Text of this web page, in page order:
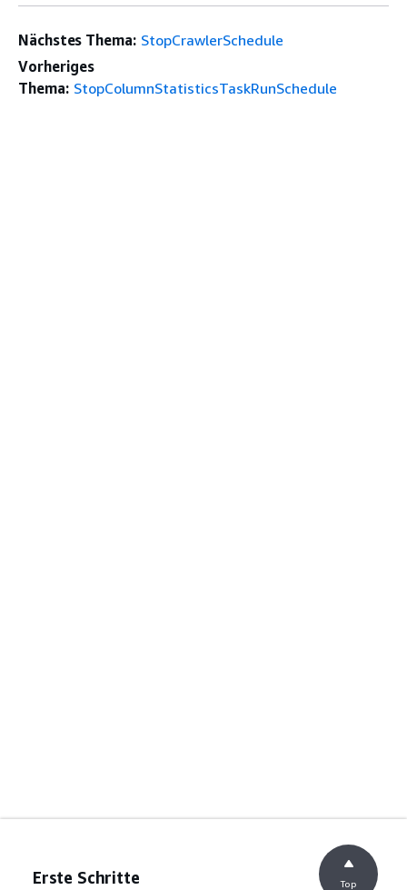
Nächstes Thema: StopCrawlerSchedule
Vorheriges
Thema: StopColumnStatisticsTaskRunSchedule
Erste Schritte Top